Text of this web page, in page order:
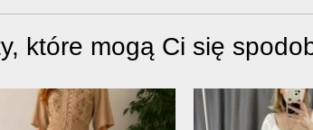
które mogą Ci się